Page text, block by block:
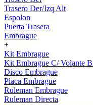
Trasero Der/Izq Alt
Espolon
Puerta Trasera
Embrague
+
Kit Embrague
Kit Embrague C/ Volante
Disco Embrague
Placa Embrague
Ruleman Embrague
Ruleman Directa